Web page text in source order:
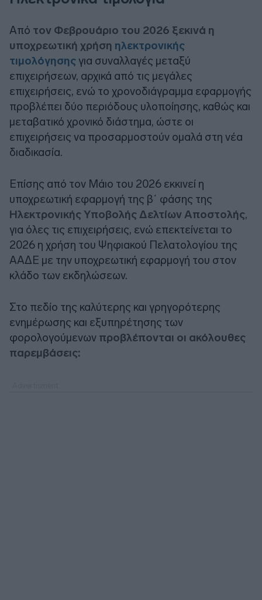
Από τον Φεβρουάριο του 2026 ξεκινά η
υποχρεωτική χρήση ηλεκτρονικής
τιμολόγησης για συναλλαγές μεταξύ
επιχειρήσεων, αρχικά από τις μεγάλες
επιχειρήσεις, ενώ το χρονοδιάγραμμα εφαρμογής
προβλέπει δύο περιόδους υλοποίησης, καθώς και
μεταβατικό χρονικό διάστημα, ώστε οι
επιχειρήσεις να προσαρμοστούν ομαλά στη νέα
διαδικασία.
Επίσης από τον Μάιο του 2026 εκκινεί η
υποχρεωτική εφαρμογή της β΄ φάσης της
Ηλεκτρονικής Υποβολής Δελτίων Αποστολής,
για όλες τις επιχειρήσεις, ενώ επεκτείνεται το
2026 η χρήση του Ψηφιακού Πελατολογίου της
ΑΑΔΕ με την υποχρεωτική εφαρμογή του στον
κλάδο των εκδηλώσεων.
Στο πεδίο της καλύτερης και γρηγορότερης
ενημέρωσης και εξυπηρέτησης των
φορολογούμενων προβλέπονται οι ακόλουθες
παρεμβάσεις: